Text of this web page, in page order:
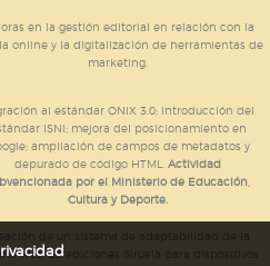
en la gestión editorial en relación con la
online y la digitalización de herramientas de
marketing.
al estándar ONIX 3.0; introducción del
ISNI; mejora del posicionamiento en
ampliación de campos de metadatos y
depurado de código HTML.Actividad
por el Ministerio de Educación,
Cultura y Deporte.
web de ediciones Siruela para dispositivos